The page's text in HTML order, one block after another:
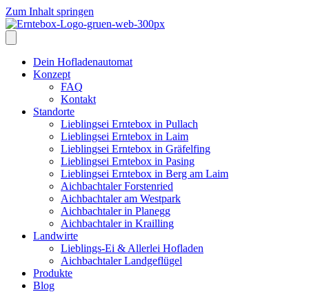
Zum Inhalt springen
Dein Hofladenautomat
Konzept
FAQ
Kontakt
Standorte
Lieblingsei Erntebox in Pullach
Lieblingsei Erntebox in Laim
Lieblingsei Erntebox in Gräfelfing
Lieblingsei Erntebox in Pasing
Lieblingsei Erntebox in Berg am Laim
Aichbachtaler Forstenried
Aichbachtaler am Westpark
Aichbachtaler in Planegg
Aichbachtaler in Krailling
Landwirte
Lieblings-Ei & Allerlei Hofladen
Aichbachtaler Landgeflügel
Produkte
Blog